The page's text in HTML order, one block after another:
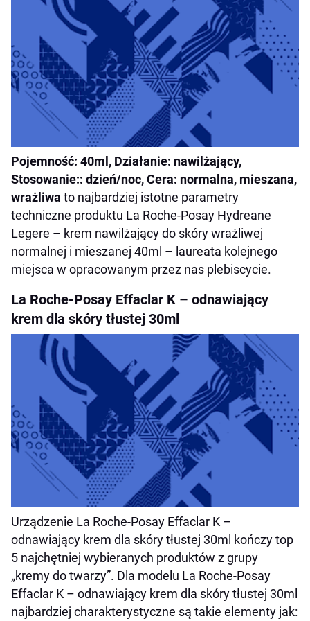
Pojemność: 40ml , Działanie: nawilżający,
Stosowanie:: dzień/noc, Cera: normalna, mieszana,
wrażliwa to najbardziej istotne parametry
techniczne produktu La Roche-Posay Hydreane
Legere – krem nawilżający do skóry wrażliwej
normalnej i mieszanej 40ml – laureata kolejnego
miejsca w opracowanym przez nas plebiscycie.
La Roche-Posay Effaclar K – odnawiający
krem dla skóry tłustej 30ml
Urządzenie La Roche-Posay Effaclar K –
odnawiający krem dla skóry tłustej 30ml kończy top
5 najchętniej wybieranych produktów z grupy
„kremy do twarzy”. Dla modelu La Roche-Posay
Effaclar K – odnawiający krem dla skóry tłustej 30ml
najbardziej charakterystyczne są takie elementy jak: